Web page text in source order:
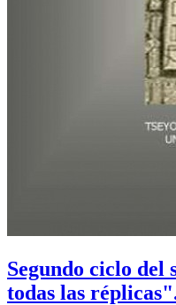
Segundo ciclo
todas las